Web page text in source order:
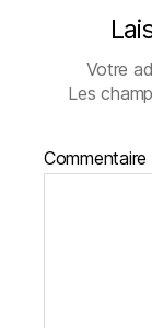
Votre
Les
Commentaire